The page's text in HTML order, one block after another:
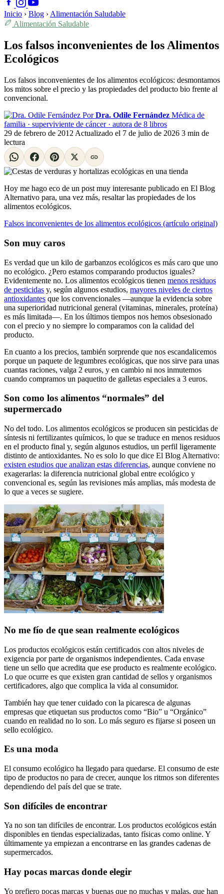
Inicio › Blog › Alimentación Saludable
Alimentación Saludable
Los falsos inconvenientes de los Alimentos
Ecológicos
Los falsos inconvenientes de los alimentos ecológicos: desmontamos
los mitos sobre el precio y las propiedades del producto bio frente al
convencional.
Por Dra. Odile Fernández Médica de
familia · superviviente de cáncer · autora de 8 libros
29 de febrero de 2012 Actualizado el 7 de julio de 2026 3 min de
lectura
Hoy me hago eco de un post muy interesante publicado en El Blog
Alternativo para, una vez más, resaltar las propiedades de los
alimentos ecológicos.
Falsos inconvenientes de los alimentos ecológicos (artículo original)
Son muy caros
Es verdad que un kilo de garbanzos ecológicos es más caro que uno
no ecológico. ¿Pero estamos comparando productos iguales?
Evidentemente no. Los alimentos ecológicos tienen menos residuos
de pesticidas y, según algunos estudios, mayores niveles de ciertos
antioxidantes que los convencionales —aunque la evidencia sobre
una superioridad nutricional general (vitaminas, minerales, proteína)
es más limitada—. En los últimos tiempos nos hemos obsesionado
con el precio y no siempre lo comparamos con la calidad del
producto.
En cuanto a los precios, también sorprende que nos escandalicemos
porque un paquete de legumbres ecológicas, que nos sirve para unas
cuantas raciones, valga 2 euros, y en cambio ni nos inmutemos
cuando compramos un paquetito de galletas especiales a 3 euros.
Son como los alimentos “normales” del
supermercado
No del todo. Los alimentos ecológicos se producen sin pesticidas de
síntesis ni fertilizantes químicos, lo que se traduce en menos residuos
en el producto final y, según algunos estudios, un perfil ligeramente
distinto de antioxidantes. No es solo lo que dice El Blog Alternativo:
existen estudios que analizan estas diferencias, aunque conviene no
exagerarlas: la diferencia nutricional global entre ecológico y
convencional es, según las revisiones más amplias, más modesta de
lo que a veces se sugiere.
No me fío de que sean realmente ecológicos
Los productos ecológicos están certificados con altos niveles de
exigencia por parte de organismos independientes. Cada envase
tiene un sello que acredita que ese producto es realmente ecológico.
Lo que ocurre es que existen gran cantidad de sellos y organismos
certificadores, algo que complica la vida al consumidor.
También hay que tener cuidado con la picaresca de algunas
empresas que etiquetan sus productos como “Bio” u “Orgánico”
cuando en realidad no lo son. Lo más seguro es fijarse si poseen un
sello ecológico.
Es una moda
El consumo ecológico ha llegado para quedarse. El consumo de este
tipo de productos no para de crecer, aunque los ritmos son diferentes
dependiendo del país del que se trate.
Son difíciles de encontrar
Ya no son tan difíciles de encontrar. Los productos ecológicos están
disponibles en tiendas especializadas, tanto físicas como online. Y
últimamente ya empiezan a encontrarse en las grandes cadenas de
supermercados.
Hay pocas marcas donde elegir
Yo prefiero pocas marcas y buenas que no muchas y malas, que han